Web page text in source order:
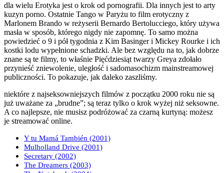
dla wielu Erotyka jest o krok od pornografii. Dla innych jest to arty
kuzyn porno. Ostatnie Tango w Paryżu to film erotyczny z
Marlonem Brando w reżyserii Bernardo Bertolucciego, który używa
masła w sposób, którego nigdy nie zapomnę. To samo można
powiedzieć o 9 i pół tygodnia z Kim Basinger i Mickey Rourke i ich
kostki lodu wypełnione schadzki. Ale bez względu na to, jak dobrze
znane są te filmy, to właśnie Pięćdziesiąt twarzy Greya zdołało
przynieść zniewolenie, uległość i sadomasochizm mainstreamowej
publiczności. To pokazuje, jak daleko zaszliśmy.
niektóre z najseksowniejszych filmów z początku 2000 roku nie są
już uważane za „brudne”; są teraz tylko o krok wyżej niż seksowne.
A co najlepsze, nie musisz podróżować za czarną kurtyną: możesz
je streamować online.
Y tu Mamá También (2001)
Mulholland Drive (2001)
Secretary (2002)
The Dreamers (2003)